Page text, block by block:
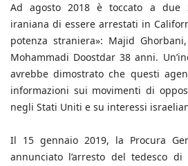
Ad agosto 2018 è toccato a due
iraniana di essere arrestati in
potenza straniera»: Majid
Mohammadi Doostdar 38 anni.
avrebbe dimostrato che questi
informazioni sui movimenti di
negli Stati Uniti e su interessi
Il 15 gennaio 2019, la Procura
annunciato l’arresto del tedesco